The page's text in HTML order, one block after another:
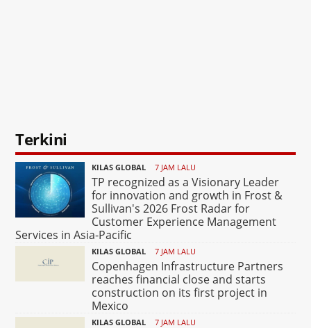
Terkini
KILAS GLOBAL 7 JAM LALU
TP recognized as a Visionary Leader
for innovation and growth in Frost &
Sullivan's 2026 Frost Radar for
Customer Experience Management
Services in Asia-Pacific
KILAS GLOBAL 7 JAM LALU
Copenhagen Infrastructure Partners
reaches financial close and starts
construction on its first project in
Mexico
KILAS GLOBAL 7 JAM LALU